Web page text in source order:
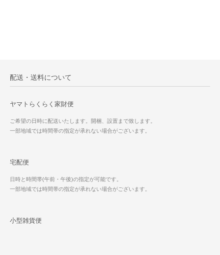
配送・送料について
ヤマトらくらく家財便
ご希望の日時に配送いたします。開梱、設置まで致します。
一部地域では時間帯の指定が承れない場合がございます。
宅配便
日時と時間帯(午前・午後)の指定が可能です。
一部地域では時間帯の指定が承れない場合がございます。
小型雑貨便